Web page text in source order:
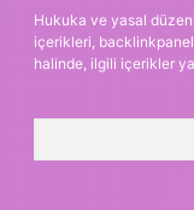
Hukuka ve yasal
içerikleri,
halinde, ilgili içerikler